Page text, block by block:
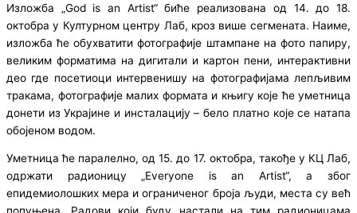
Изложба „God is an Artist“ биће реализована од 14. до 18.
октобра у Културном центру Лаб, кроз више сегмената. Наиме,
изложба ће обухватити фотографије штампане на фото папиру,
великим форматима на дигитали и картон пени, интерактивни
део где посетиоци интервенишу на фотографијама лепљивим
тракама, фотографије малих формата и књигу које ће уметница
донети из Украјине и инсталацију – бело платно које се натапа
обојеном водом.
Уметница ће паралелно, од 15. до 17. октобра, такође у КЦ Лаб,
одржати радионицу „Everyone is an Artist“, а због
епидемиолошких мера и ограниченог броја људи, места су већ